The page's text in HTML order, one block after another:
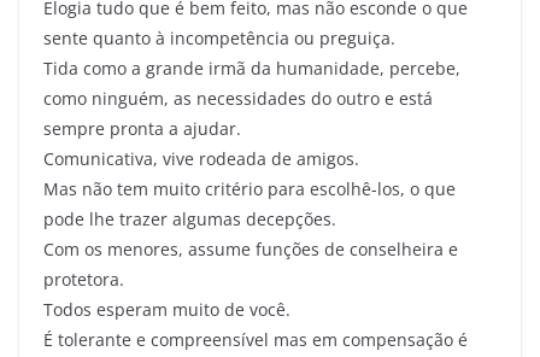
Elogia tudo que é bem feito, mas não esconde o que
sente quanto à incompetência ou preguiça.
Tida como a grande irmã da humanidade, percebe,
como ninguém, as necessidades do outro e está
sempre pronta a ajudar.
Comunicativa, vive rodeada de amigos.
Mas não tem muito critério para escolhê-los, o que
pode lhe trazer algumas decepções.
Com os menores, assume funções de conselheira e
protetora.
Todos esperam muito de você.
É tolerante e compreensível mas em compensação é